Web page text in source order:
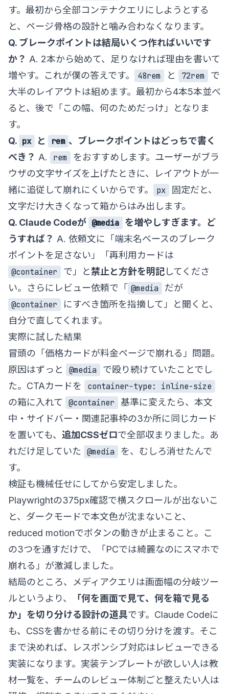
す。最初から全部コンテナクエリにしようとする
と、ページ骨格の設計と噛み合わなくなります。
Q. ブレークポイントは結局いくつ作ればいいです
か？ A. 2本から始めて、足りなければ理由を書いて
増やす。これが僕の答えです。
48rem と 72rem
で
大半のレイアウトは組めます。最初から4本5本並べ
ると、後で「この幅、何のためだっけ」となりま
す。
Q. px と rem 、ブレークポイントはどっちで書く
べき？ A. rem
をおすすめします。ユーザーがブラ
ウザの文字サイズを上げたときに、レイアウトが一
緒に追従して崩れにくいからです。
px
固定だと、
文字だけ大きくなって箱からはみ出します。
Q. Claude Codeが @media を増やしすぎます。ど
うすれば？ A. 依頼文に「端末名ベースのブレーク
ポイントを足さない」「再利用カードは
@container
で」と禁止と方針を明記してくださ
い。さらにレビュー依頼で「 @media
だが
@container
にすべき箇所を指摘して」と聞くと、
自分で直してくれます。
実際に試した結果
冒頭の「価格カードが料金ページで崩れる」問題。
原因はずっと
@media
で殴り続けていたことでし
た。CTAカードを
container-type: inline-size
の箱に入れて
@container
基準に変えたら、本文
中・サイドバー・関連記事枠の3か所に同じカード
を置いても、 追加CSSゼロで全部収まりました。あ
れだけ足していた @media
を、むしろ消せたんで
す。
検証も機械任せにしてから安定しました。
Playwrightの375px確認で横スクロールが出ないこ
と、ダークモードで本文色が沈まないこと、
reduced motionでボタンの動きが止まること。こ
の3つを通すだけで、「PCでは綺麗なのにスマホで
崩れる」が激減しました。
結局のところ、メディアクエリは画面幅の分岐ツー
ルというより、
「何を画面で見て、何を箱で見る
か」を切り分ける設計の道具です。Claude Codeに
も、CSSを書かせる前にその切り分けを渡す。そこ
まで決めれば、レスポンシブ対応はレビューできる
実装になります。実装テンプレートが欲しい人は教
材一覧を、チームのレビュー体制ごと整えたい人は